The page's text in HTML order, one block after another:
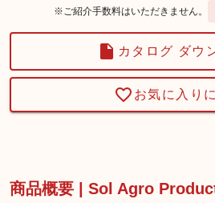
※ご紹介手数料はいただきません。
カタログ ダウ
お気に入り
商品概要 | Sol Agro